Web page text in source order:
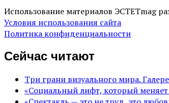
Использование материалов ЭСТЕТmag
Условия использования сайта
Политика конфиденциальности
Сейчас читают
Три грани визуального мира.
«Социальный лифт, который